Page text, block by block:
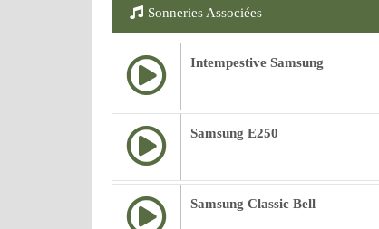
Sonneries Associées
Intempestive Samsung
Samsung E250
Samsung Classic Bell